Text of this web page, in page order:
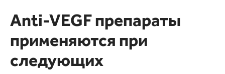
Anti-VEGF препараты
применяются при
следующих